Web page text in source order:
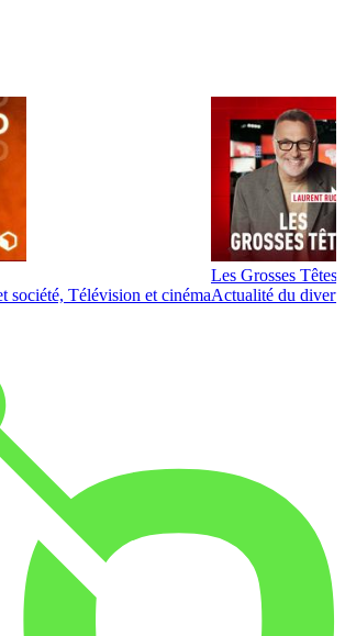
société, Télévision et cinéma
Les Grosses Têtes
Actualité du